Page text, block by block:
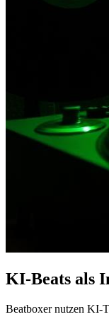
KI-Beats als
Beatboxer nutzen KI-